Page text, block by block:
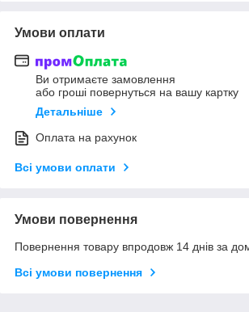
Умови оплати
Ви отримаєте замовлення
або гроші повернуться на вашу картку
Детальніше
Оплата на рахунок
Всі умови оплати
Умови повернення
Повернення товару впродовж 14 днів за
Всі умови повернення